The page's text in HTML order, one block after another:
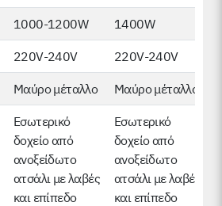
1000-1200W 1400W
220V-240V 220V-240V
Μαύρο μέταλλο Μαύρο μέταλλο
Εσωτερικό
δοχείο από
ανοξείδωτο
ατσάλι με λαβές
και επίπεδο
Εσωτερικό
δοχείο από
ανοξείδωτο
ατσάλι με λαβές
και επίπεδο